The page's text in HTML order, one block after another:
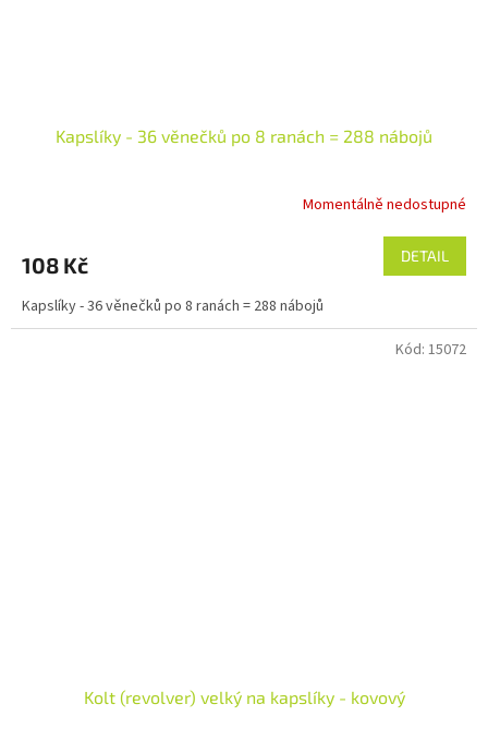
Kapslíky - 36 věnečků po 8 ranách = 288 nábojů
Momentálně nedostupné
108 Kč DETAIL
Kapslíky - 36 věnečků po 8 ranách = 288 nábojů
Kolt (revolver) velký na kapslíky - kovový
Kód: 15072